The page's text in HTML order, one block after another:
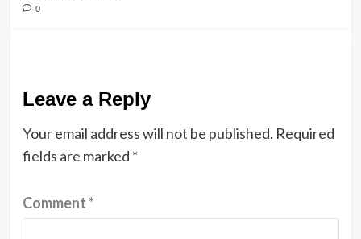
0
Leave a Reply
Your email address will not be published. Required
fields are marked *
Comment*